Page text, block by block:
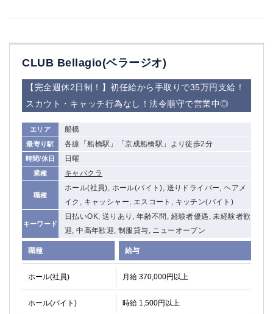
CLUB Bellagio(ベラージオ)
【完全週休2日制！】初任給から手取りで35万円支給！
スカウト・キャッチ行為なし！法令順守で営業中◎
エリア 船橋
最寄り駅 各線「船橋駅」「京成船橋駅」より徒歩2分
時間/休日 日曜
業種 キャバクラ
職種
ホール(社員), ホール(バイト), 送りドライバー, ヘアメ
イク, キャッシャー, エスコート, キッチン(バイト)
キーワード
日払いOK, 送りあり, 年齢不問, 経験者優遇, 未経験者歓
迎, 中高年歓迎, 制服貸与, ニューオープン
職種 給与
ホール(社員) 月給 370,000円以上
ホール(バイト) 時給 1,500円以上
蒲田
北千住
①六本木 ②西麻布
大山
赤羽
品川
蒲田東口
立川（南口）
新宿
浜松町
中野
中目黒
ひばりヶ丘（北口）
学芸大学
吉祥寺（南口／公園口） 小作・羽村・福生エリア
自由が丘
吉祥寺（北口／東口）
四谷
錦糸町南口
下北沢・経堂
金町（北口）
成増駅徒歩3分の好立地！①JR埼京線「赤羽駅」から徒歩2分 ②東
①歌舞伎町 ②新宿 ③西部新宿 ③東新宿
①歌舞伎町 ②新宿